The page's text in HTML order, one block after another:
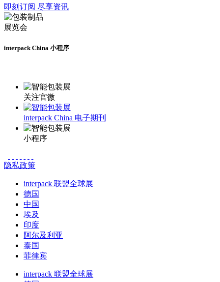
即刻订阅 尽享资讯
interpack China 小程序
关注官微
interpack China 电子期刊
小程序
隐私政策
interpack 联盟全球展
德国
中国
埃及
印度
阿尔及利亚
泰国
菲律宾
interpack 联盟全球展